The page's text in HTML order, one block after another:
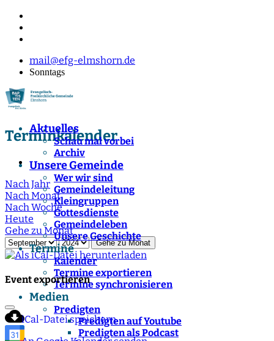
mail@efg-elmshorn.de
Sonntags
Aktuelles
Schau mal vorbei
Archiv
Unsere Gemeinde
Wer wir sind
Gemeindeleitung
Kleingruppen
Gottesdienste
Gemeindeleben
Unsere Geschichte
Termine
Kalender
Termine exportieren
Termine synchronisieren
Medien
Predigten
Predigten auf Youtube
Predigten als Podcast
Terminkalender
Nach Jahr
Nach Monat
Nach Woche
Heute
Gehe zu Monat
Gehe zu Monat
Event exportieren
iCal-Datei speichern